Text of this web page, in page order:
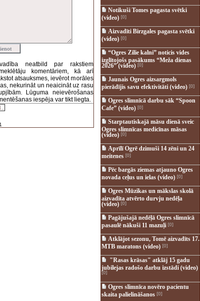
vadība neatbild par rakstiem
komentāriem, kā arī
atsauksmes, ievērot morāles
nekurināt un neaicināt uz rasu
Lūguma neievērošanas
iespēja var tikt liegta.
1
Notikuši Tomes pagasta svētki
(video)[0]
Aizvadīti Birzgales pagasta svētki
(video)[0]
“Ogres Zilie kalni” noticis vides
izglītojošs pasākums “Meža dienas
2026” (video)[0]
Jaunais Ogres aizsargmols
pierādījis savu efektivitāti (video)[0]
Ogres slimnīcā darbu sāk “Spoon
Cafe” (video)[0]
Starptautiskajā māsu dienā sveic
Ogres slimnīcas medicīnas māsas
(video)[0]
Aprīlī Ogrē dzimuši 14 zēni un 24
meitenes [0]
Pēc bargās ziemas atjauno Ogres
novada ceļus un ielas (video)[0]
Ogres Mūzikas un mākslas skolā
aizvadīta atvērto durvju nedēļa
(video)[0]
Pagājušajā nedēļā Ogres slimnīcā
pasaulē nākuši 11 mazuļi[0]
Atklājot sezonu, Tomē aizvadīts 17.
MTB maratons (video)[0]
"Rasas krāsas" atklāj 15 gadu
jubilejas radošo darbu izstādi (video)
[0]
Ogres slimnīca novēro pacientu
skaita palielināšanos [0]